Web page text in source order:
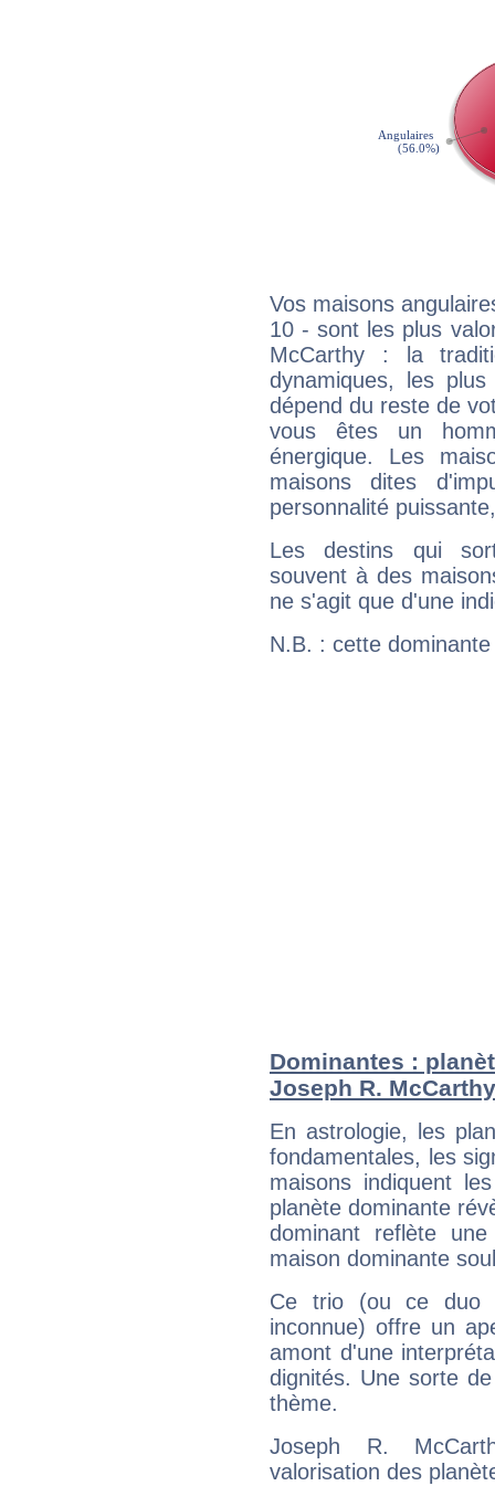
Vos maisons
10 - sont les plus
McCarthy : la
dynamiques, les
dépend du reste de
vous êtes un
énergique. Les
maisons dites
personnalité
Les destins qui
souvent à des
ne s'agit que d'une
N.B. : cette
Dominantes :
Joseph R. McCarthy
En astrologie, les
fondamentales, les
maisons indiquent
planète dominante
dominant reflète
maison dominante
Ce trio (ou ce duo
inconnue) offre un
amont d'une
dignités. Une sorte
thème.
Joseph R.
valorisation des